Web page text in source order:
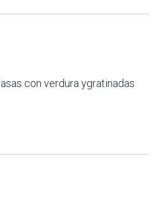
con verdura ygratinadas